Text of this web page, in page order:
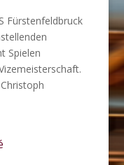
Fürstenfeldbruck
Spielen